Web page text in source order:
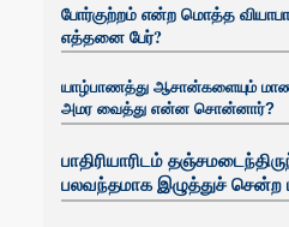
போர்குற்றம் என்ற மொத்த
எத்தனை பேர்?
யாழ்பாணத்து ஆசான்களையும்
அமர வைத்து என்ன சொன்னார்?
பாதிரியாரிடம்
பலவந்தமாக இழுத்துச் சென்ற